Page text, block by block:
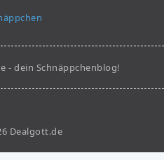
- dein Schnäppchenblog!
Dealgott.de